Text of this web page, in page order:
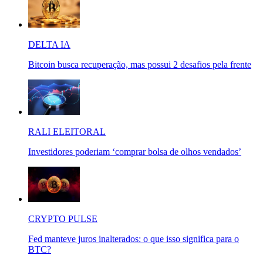
DELTA IA
Bitcoin busca recuperação, mas possui 2 desafios pela frente
RALI ELEITORAL
Investidores poderiam ‘comprar bolsa de olhos vendados’
CRYPTO PULSE
Fed manteve juros inalterados: o que isso significa para o
BTC?